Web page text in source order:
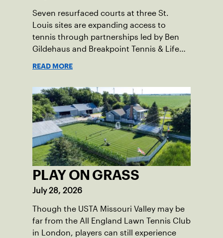
Seven resurfaced courts at three St.
Louis sites are expanding access to
tennis through partnerships led by Ben
Gildehaus and Breakpoint Tennis & Life
READ MORE
PLAY ON GRASS
July 28, 2026
Though the USTA Missouri Valley may be
far from the All England Lawn Tennis Club
in London, players can still experience